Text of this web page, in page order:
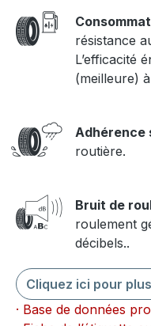
résistance
L’efficacité
(meilleure)
Adhérence
routière.
Bruit de
roulement
décibels..
Cliquez ici pour
· Base de données